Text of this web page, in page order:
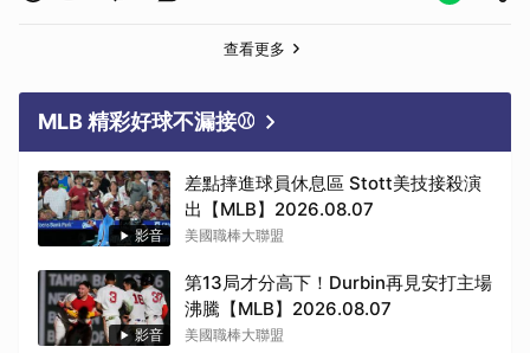
查看更多
MLB 精彩好球不漏接⚾
影音
差點摔進球員休息區 Stott美技接殺演
出【MLB】2026.08.07
美國職棒大聯盟
影音
第13局才分高下！Durbin再見安打主場
沸騰【MLB】2026.08.07
美國職棒大聯盟